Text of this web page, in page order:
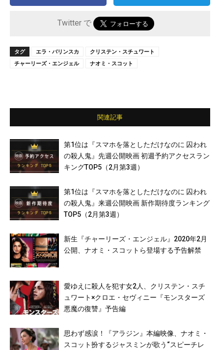
Twitter で
タグ エラ・バリンスカ
クリステン・スチュワート
チャーリーズ・エンジェル
ナオミ・スコット
関連記事
第1位は『スマホを落としただけなのに 囚われ
の殺人鬼』先週公開映画 初週予約アクセスラン
キングTOP5（2月第3週）
第1位は『スマホを落としただけなのに 囚われ
の殺人鬼』来週公開映画 新作期待度ランキング
TOP5（2月第3週）
新生『チャーリーズ・エンジェル』2020年2月
公開、ナオミ・スコットら登場する予告解禁
愛ゆえに殺人を犯す女2人、クリステン・スチ
ュワート×クロエ・セヴィニー『モンスターズ
悪魔の復讐』予告編
思わず感涙！『アラジン』本編映像、ナオミ・
スコット扮するジャスミンが歌う“スピーチレ